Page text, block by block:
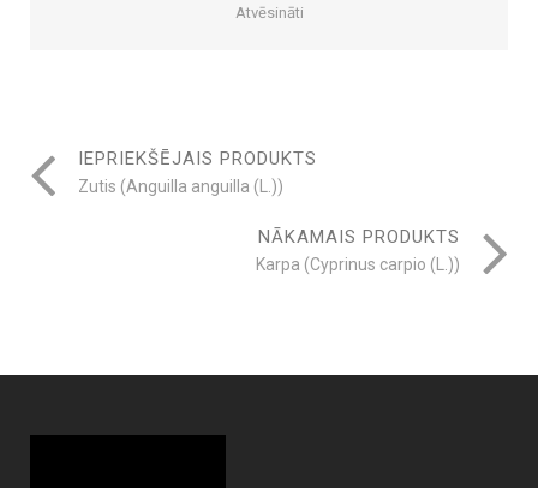
Atvēsināti
IEPRIEKŠĒJAIS PRODUKTS
Zutis (Anguilla anguilla (L.))
NĀKAMAIS PRODUKTS
Karpa (Cyprinus carpio (L.))